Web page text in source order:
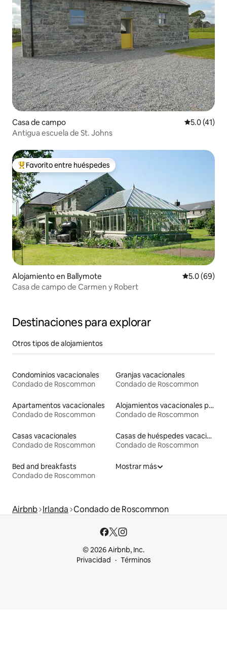
Casa de campo Calificación
5.0 (41)
Antigua escuela de St. Johns
Favorito entre huéspedes preferido
Favorito entre huéspedes
Alojamiento en Ballymote Calificación
5.0 (69)
Casa de campo de Carmen y Robert
Destinaciones para explorar
Otros tipos de alojamientos
Condominios vacacionales
Condado de Roscommon
Granjas vacacionales
Condado de Roscommon
Apartamentos vacacionales
Condado de Roscommon
Alojamientos vacacionales para familias
Condado de Roscommon
Casas vacacionales
Condado de Roscommon
Casas de huéspedes vacacionales
Condado de Roscommon
Bed and breakfasts
Condado de Roscommon
Mostrar más
Airbnb Irlanda Condado de Roscommon
© 2026 Airbnb, Inc.
Privacidad
Términos